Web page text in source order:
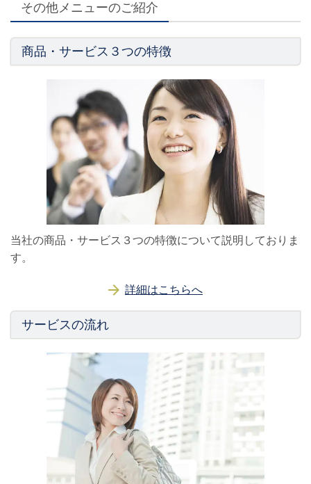
その他メニューのご紹介
商品・サービス３つの特徴
当社の商品・サービス３つの特徴について説明しておりま
す。
詳細はこちらへ
サービスの流れ